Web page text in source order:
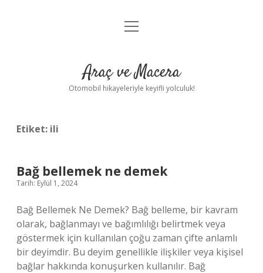
Anasayfa
Yasal Uyarı
menüyü
Araç ve Macera
Otomobil hikayeleriyle keyifli yolculuk!
Etiket: ili
Bağ bellemek ne demek
Tarih: Eylül 1, 2024
Bağ Bellemek Ne Demek? Bağ belleme, bir kavram
olarak, bağlanmayı ve bağımlılığı belirtmek veya
göstermek için kullanılan çoğu zaman çifte anlamlı
bir deyimdir. Bu deyim genellikle ilişkiler veya kişisel
bağlar hakkında konuşurken kullanılır. Bağ